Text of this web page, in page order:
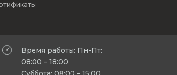
Время работы: Пн-Пт:
08:00 – 18:00
Суббота: 08:00 – 15:00